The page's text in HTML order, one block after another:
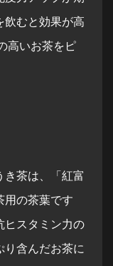
飲むと効果が高
高いお茶をピ
き茶は、「紅富
用の茶葉です
ヒスタミン力の
り含んだお茶に